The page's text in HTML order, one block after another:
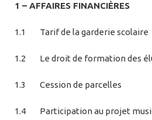
1 – AFFAIRES FINANCIÈRES
1.1 Tarif de la garderie scolaire
1.2 Le droit de formation des
1.3 Cession de parcelles
1.4 Participation au projet